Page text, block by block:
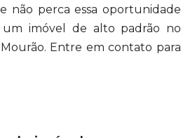
não perca essa oportunidade
imóvel de alto padrão no
Entre em contato para